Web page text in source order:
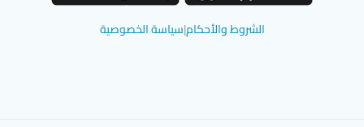
الشروط والأحكام|سياسة الخصوصية